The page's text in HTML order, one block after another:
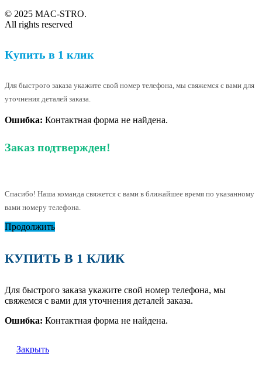
© 2025 MAC-STRO.
All rights reserved
Купить в 1 клик
Для быстрого заказа укажите свой номер телефона, мы свяжемся с вами для
уточнения деталей заказа.
Ошибка: Контактная форма не найдена.
Заказ подтвержден!
Спасибо! Наша команда свяжется с вами в ближайшее время по указанному
вами номеру телефона.
Продолжить
КУПИТЬ В 1 КЛИК
Для быстрого заказа укажите свой номер телефона, мы
свяжемся с вами для уточнения деталей заказа.
Ошибка: Контактная форма не найдена.
Закрыть